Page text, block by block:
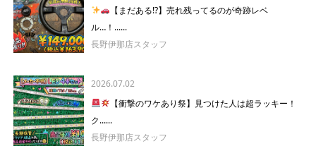
【まだある!?】売れ残ってるのが奇跡レベ
ル…！......
長野伊那店スタッフ
2026.07.02
【衝撃のワケあり祭】見つけた人は超ラッキー！
ク......
長野伊那店スタッフ